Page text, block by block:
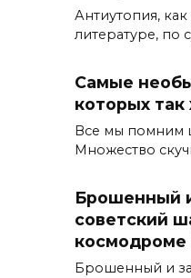
Антиутопия,
литературе, по
Самые
которых так
Все мы помним
Множество
Брошенный
советский
космодроме
Брошенный и